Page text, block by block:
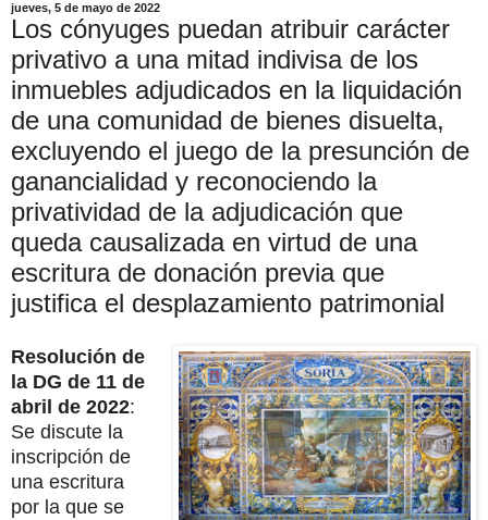
jueves, 5 de mayo de 2022
Los cónyuges puedan atribuir carácter
privativo a una mitad indivisa de los
inmuebles adjudicados en la liquidación
de una comunidad de bienes disuelta,
excluyendo el juego de la presunción de
ganancialidad y reconociendo la
privatividad de la adjudicación que
queda causalizada en virtud de una
escritura de donación previa que
justifica el desplazamiento patrimonial
Resolución de
la DG de 11 de
abril de 2022:
Se discute la
inscripción de
una escritura
por la que se